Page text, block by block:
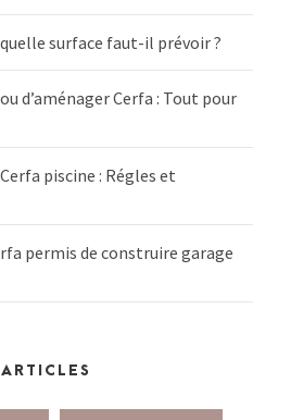
surface faut-il prévoir ?
d’aménager Cerfa : Tout pour
piscine : Régles et
permis de construire garage